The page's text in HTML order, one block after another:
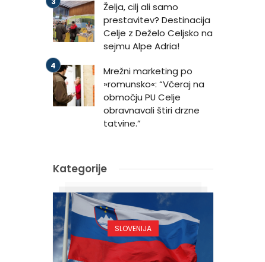
Želja, cilj ali samo
prestavitev? Destinacija
Celje z Deželo Celjsko na
sejmu Alpe Adria!
Mrežni marketing po
»romunsko«: “Včeraj na
območju PU Celje
obravnavali štiri drzne
tatvine.”
Kategorije
SLOVENIJA